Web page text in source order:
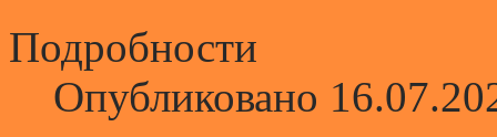
Подробности
Опубликовано